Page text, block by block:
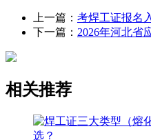
上一篇： 考焊工证报名
下一篇： 2026年河北省
相关推荐